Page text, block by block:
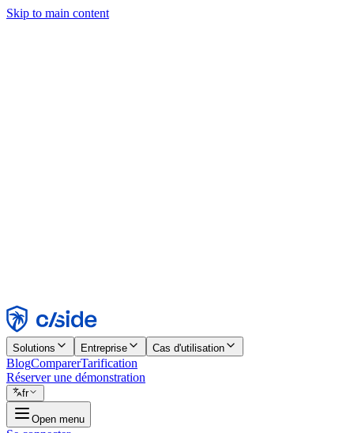
Skip to main content
Rejeter
Solutions Entreprise Cas d'utilisation
BlogComparerTarification
Réserver une démonstration
fr
Open menu